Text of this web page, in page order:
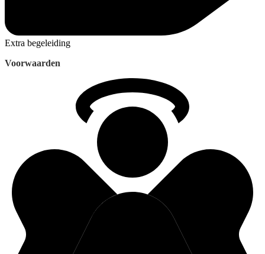
Extra begeleiding
Voorwaarden